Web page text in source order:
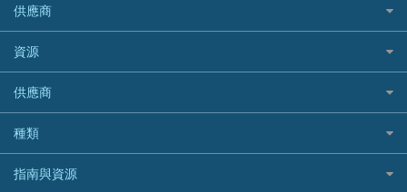
PrimeCredit 安信信貸
Promise 邦民日本財務
Rabbit Credit月兔信貸
Standard Chartered 渣打銀行
UA 亞洲聯合財務
WeLab Bank
WeLend 貸款
酒店信用卡
東亞銀行
SIM
Airwallex信用卡
年金資訊
樓宇火險
越南旅遊保險及資訊
澳洲旅遊保險及資訊
長者嘆世界
家庭親子遊
自駕遊比較
Allied World 世聯
Avo
中國銀行
Bolttech 保特
Blue Cross 藍十字
中國平安
Allianz安聯汽車保險
bolttech保障汽車保險
Zurich蘇黎世汽車保險
QBE昆士蘭汽車保險
平安汽車保險
富途證券
IB盈透證券
老虎證券
uSMART 盈立證券
華盛証券
長橋證券
WeBull微牛證券
供應商
富途牛牛好唔好？
Webull微牛證券好唔好？
Longbridge長橋證券好唔好？
老虎證券好唔好？
華盛証券好唔好？
漲樂全球通好唔好？
資源
股票戶口開戶
證券行邊間好？
港股5隻高息ETF精選
什麼是ETF？
供應商
銀行戶口比較
尊尚銀行戶口
Citi Plus
種類
定期存款
指南與資源